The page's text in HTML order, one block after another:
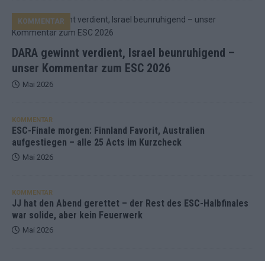
DARA gewinnt verdient, Israel beunruhigend –
unser Kommentar zum ESC 2026
KOMMENTAR
Mai 2026
KOMMENTAR
ESC-Finale morgen: Finnland Favorit, Australien
aufgestiegen – alle 25 Acts im Kurzcheck
Mai 2026
KOMMENTAR
JJ hat den Abend gerettet – der Rest des ESC-Halbfinales
war solide, aber kein Feuerwerk
Mai 2026